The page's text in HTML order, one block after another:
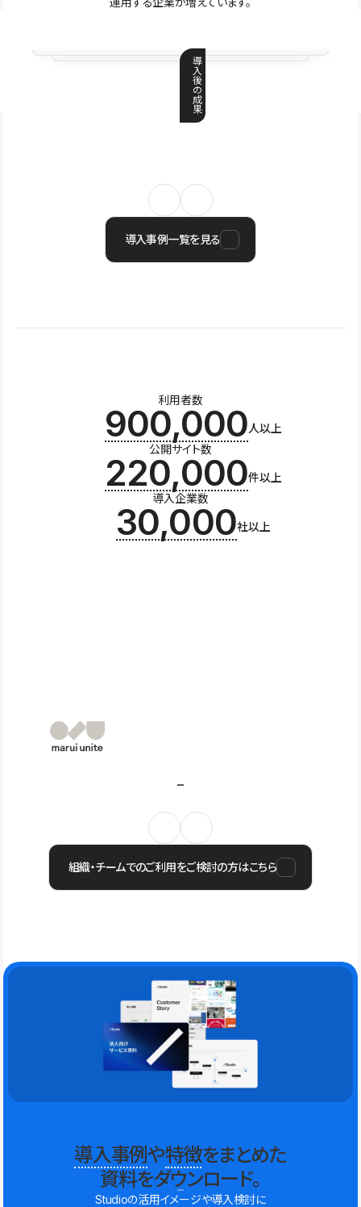
導
入
後
の
成
果
導入事例一覧を見る
利用者数
900,000人以上
公開サイト数
220,000件以上
導入企業数
30,000社以上
組織・チームでのご利用をご検討の方はこちら
導入事例や特徴をまとめた
資料をダウンロード。
Studioの活用イメージや導入検討に